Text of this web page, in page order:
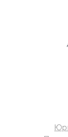
Аудиторские
Бухгалтерия